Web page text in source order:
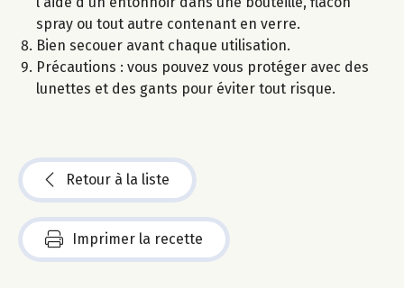
spray ou tout autre contenant en verre.
Bien secouer avant chaque utilisation.
Précautions : vous pouvez vous protéger avec des
lunettes et des gants pour éviter tout risque.
Retour à la liste
Imprimer la recette